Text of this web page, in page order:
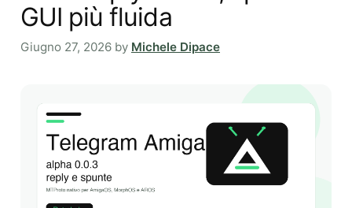
GUI più fluida
Giugno 27, 2026 by Michele Dipace